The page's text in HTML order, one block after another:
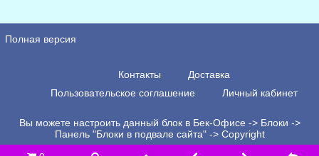
Полная версия
Контакты
Доставка
Пользовательское соглашение
Личный кабинет
Вы можете настроить данный блок в Бек-Офисе -> Блоки ->
Панель "Блоки в подвале сайта" -> Copyright